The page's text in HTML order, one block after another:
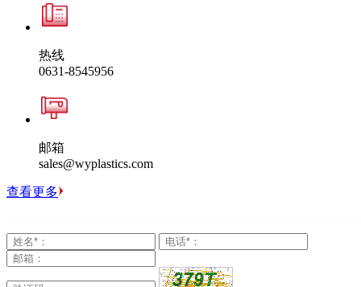
热线
0631-8545956
邮箱
sales@wyplastics.com
查看更多